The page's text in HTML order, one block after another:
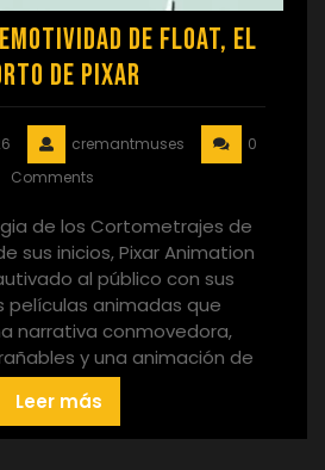
de Float, el
de Pixar
cremantmuses
0
Comments
de los Cortometrajes de
sus inicios, Pixar Animation
al público con sus
películas animadas que
narrativa conmovedora,
y una animación de
Leer más